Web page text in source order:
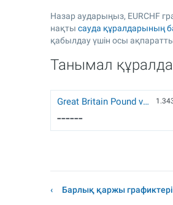
Назар аударыңыз, EURCHF
нақты сауда құралдарының
қабылдау үшін осы ақпаратты
Танымал
Great Britain Pound vs US Dollar
------
Барлық қаржы графиктері